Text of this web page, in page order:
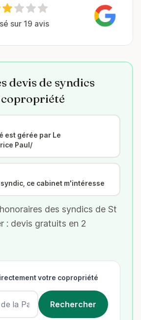
sur 19 avis
devis de syndics
est gérée par Le
Paul/
ce cabinet m'intéresse
des syndics de St
: devis gratuits en 2
votre copropriété